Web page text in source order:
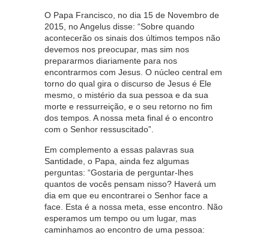
O Papa Francisco, no dia 15 de Novembro de
2015, no Angelus disse: “Sobre quando
acontecerão os sinais dos últimos tempos não
devemos nos preocupar, mas sim nos
prepararmos diariamente para nos
encontrarmos com Jesus. O núcleo central em
torno do qual gira o discurso de Jesus é Ele
mesmo, o mistério da sua pessoa e da sua
morte e ressurreição, e o seu retorno no fim
dos tempos. A nossa meta final é o encontro
com o Senhor ressuscitado”.
Em complemento a essas palavras sua
Santidade, o Papa, ainda fez algumas
perguntas: “Gostaria de perguntar-lhes
quantos de vocês pensam nisso? Haverá um
dia em que eu encontrarei o Senhor face a
face. Esta é a nossa meta, esse encontro. Não
esperamos um tempo ou um lugar, mas
caminhamos ao encontro de uma pessoa: